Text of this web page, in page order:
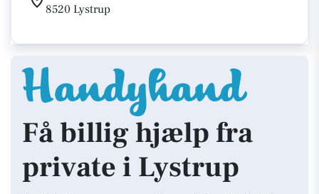
8520 Lystrup
Få billig hjælp fra
private i Lystrup